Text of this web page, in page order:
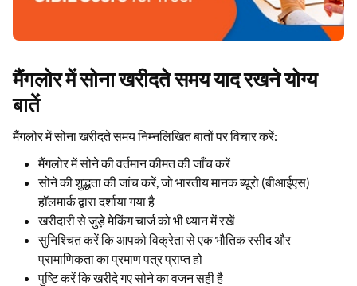
मैंगलोर में सोना खरीदते समय याद रखने योग्य
बातें
मैंगलोर में सोना खरीदते समय निम्नलिखित बातों पर विचार करें:
मैंगलोर में सोने की वर्तमान कीमत की जाँच करें
सोने की शुद्धता की जांच करें, जो भारतीय मानक ब्यूरो (बीआईएस)
हॉलमार्क द्वारा दर्शाया गया है
खरीदारी से जुड़े मेकिंग चार्ज को भी ध्यान में रखें
सुनिश्चित करें कि आपको विक्रेता से एक भौतिक रसीद और
प्रामाणिकता का प्रमाण पत्र प्राप्त हो
पुष्टि करें कि खरीदे गए सोने का वजन सही है